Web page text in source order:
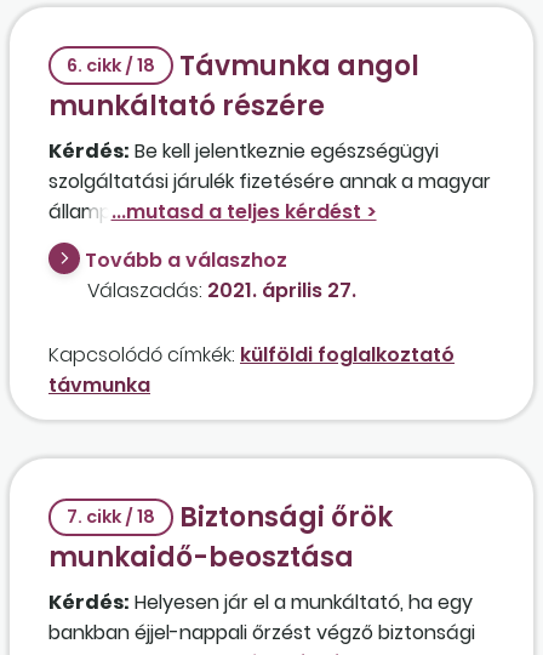
6. cikk / 18
Távmunka angol
munkáltató részére
Kérdés: Be kell jelentkeznie egészségügyi
szolgáltatási járulék fizetésére annak a magyar
állampolgárnak, akit egy angol cég fog
alkalmazni főfoglalkozású munkaviszonyban, de
a munkát távmunkában, a magyarországi
lakóhelyéről fogja végezni, és interneten tartja
Tovább a válaszhoz
Válaszadás: 2021. április 27.
Kapcsolódó címkék: külföldi foglalkoztató
távmunka
7. cikk / 18
Biztonsági őrök
munkaidő-beosztása
Kérdés: Helyesen jár el a munkáltató, ha egy
bankban éjjel-nappali őrzést végző biztonsági